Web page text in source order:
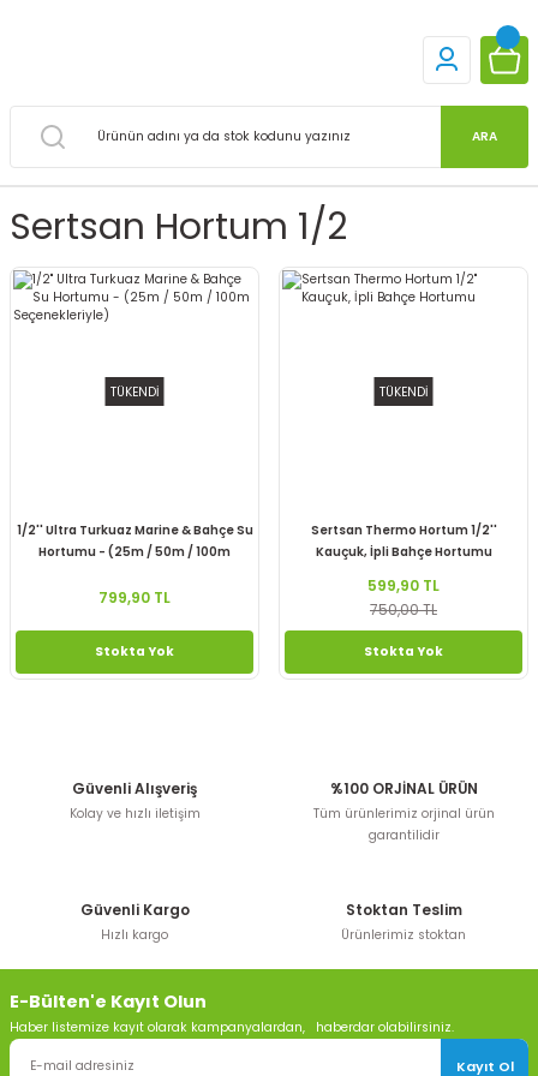
ARA
Sertsan Hortum 1/2
TÜKENDİ
1/2'' Ultra Turkuaz Marine & Bahçe Su
Hortumu - (25m / 50m / 100m
799,90 TL
Stokta Yok
TÜKENDİ
Sertsan Thermo Hortum 1/2''
Kauçuk, İpli Bahçe Hortumu
599,90 TL
750,00 TL
Stokta Yok
Güvenli Alışveriş
Kolay ve hızlı iletişim
%100 ORJİNAL ÜRÜN
Tüm ürünlerimiz orjinal ürün
garantilidir
Güvenli Kargo
Hızlı kargo
Stoktan Teslim
Ürünlerimiz stoktan
E-Bülten'e Kayıt Olun
Haber listemize kayıt olarak kampanyalardan, haberdar olabilirsiniz.
Kayıt Ol